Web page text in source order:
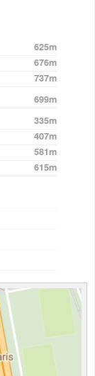
625m
676m
737m
699m
335m
407m
581m
615m